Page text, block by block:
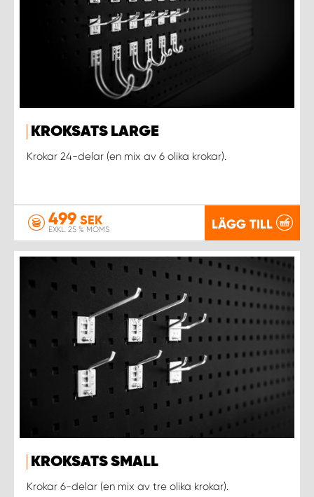
KROKSATS LARGE
Krokar 24-delar (en mix av 6 olika krokar).
499 SEK
EXKL. 25 % MOMS LÄGG TILL
KROKSATS SMALL
Krokar 6-delar (en mix av tre olika krokar).